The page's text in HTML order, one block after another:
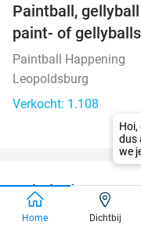
Paintball,
paint- of
Paintball Happening
Leopoldsburg
Verkocht: 1.108
Gehele dag
Elzenhof
Home Dichtbij